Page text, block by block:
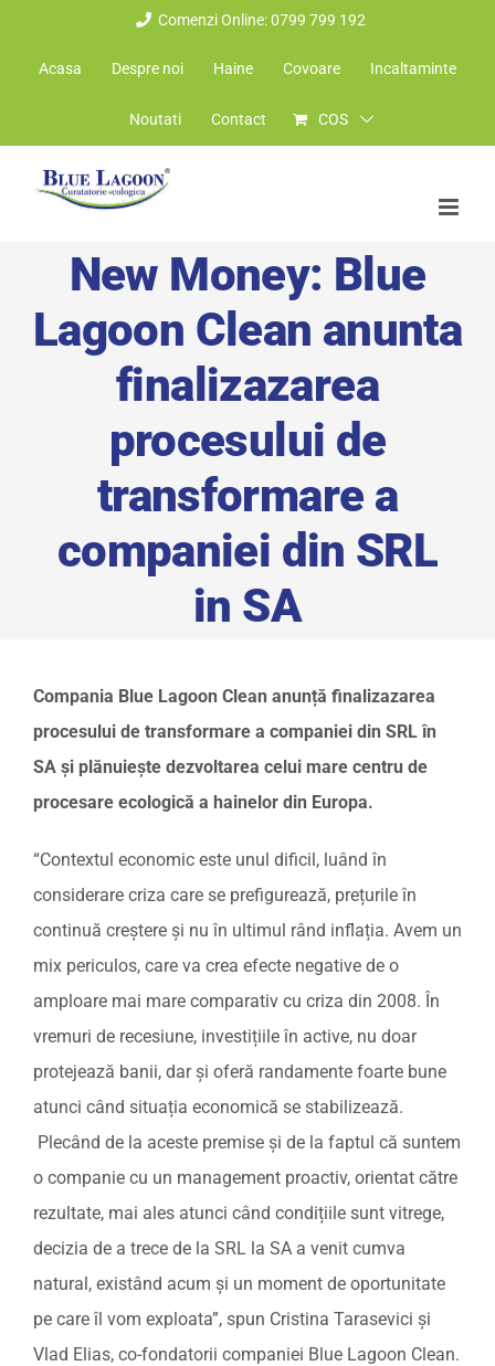
Comenzi Online: 0799 799 192
Acasa Despre noi Haine Covoare Incaltaminte
Noutati Contact COS
New Money: Blue
Lagoon Clean anunta
finalizazarea
procesului de
transformare a
companiei din SRL
in SA
Compania Blue Lagoon Clean anunță finalizazarea
procesului de transformare a companiei din SRL în
SA și plănuiește dezvoltarea celui mare centru de
procesare ecologică a hainelor din Europa.
“Contextul economic este unul dificil, luând în
considerare criza care se prefigurează, prețurile în
continuă creștere și nu în ultimul rând inflația. Avem un
mix periculos, care va crea efecte negative de o
amploare mai mare comparativ cu criza din 2008. În
vremuri de recesiune, investițiile în active, nu doar
protejează banii, dar și oferă randamente foarte bune
atunci când situația economică se stabilizează.
Plecând de la aceste premise și de la faptul că suntem
o companie cu un management proactiv, orientat către
rezultate, mai ales atunci când condițiile sunt vitrege,
decizia de a trece de la SRL la SA a venit cumva
natural, existând acum și un moment de oportunitate
pe care îl vom exploata”, spun Cristina Tarasevici și
Vlad Elias, co-fondatorii companiei Blue Lagoon Clean.